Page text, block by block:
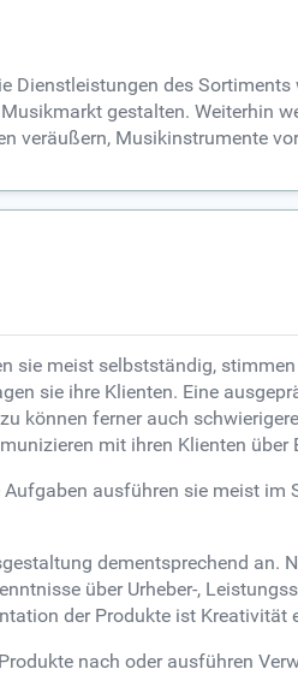
Dienstleistungen des Sortiments
gestalten. Weiterhin
veräußern, Musikinstrumente
sie meist selbstständig,
sie ihre Klienten. Eine
können ferner auch
mit ihren Klienten über
ausführen sie meist im
dementsprechend an.
über Urheber-,
der Produkte ist Kreativität
nach oder ausführen